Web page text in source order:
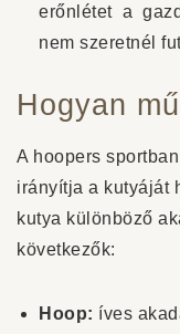
erőnlétet a
nem szeretnél
Hogyan
A hoopers
irányítja a kutyáját
kutya különböző
következők:
Hoop: íves